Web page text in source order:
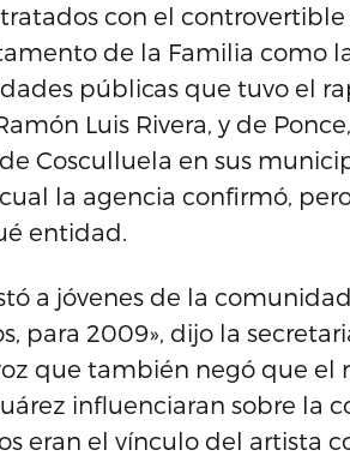
con el controvertible
de la Familia como
públicas que tuvo el
Luis Rivera, y de
Cosculluela en sus
la agencia confirmó,
entidad.
a jóvenes de la
para 2009», dijo la
que también negó que el
influenciaran sobre la
eran el vínculo del artista